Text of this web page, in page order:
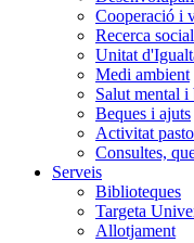
Cooperació i
Recerca
Unitat
Medi ambient
Salut mental i
Beques i ajuts
Activitat
Consultes,
Serveis
Biblioteques
Targeta
Allotjament